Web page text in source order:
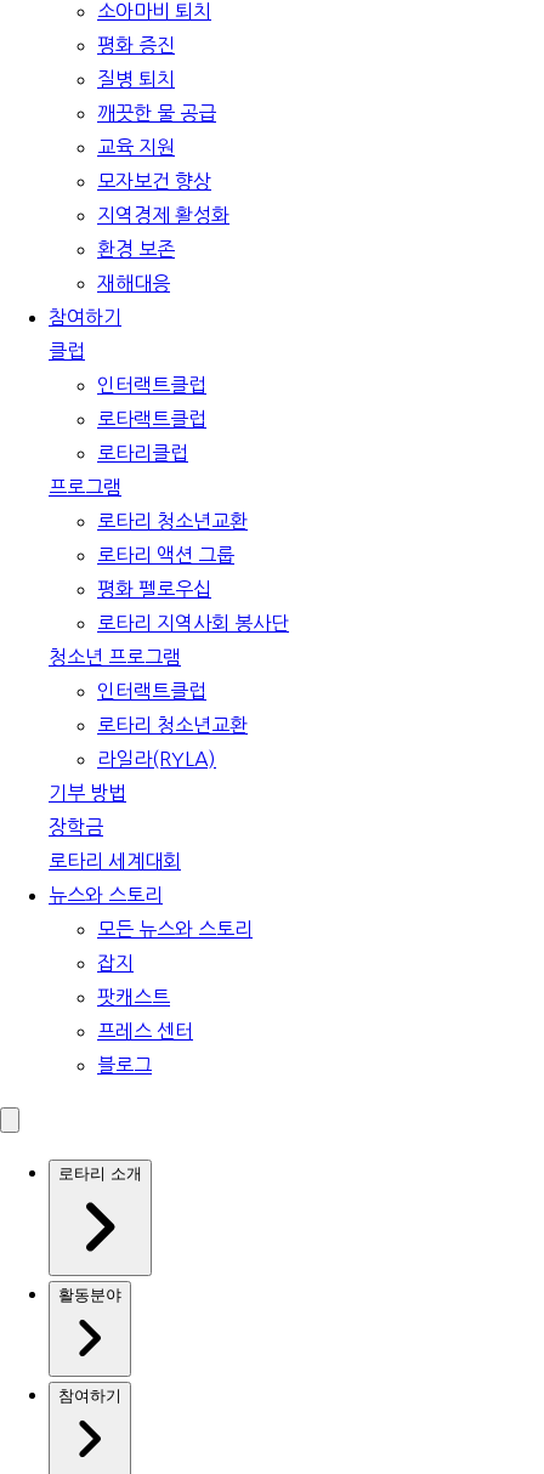
소아마비 퇴치
평화 증진
질병 퇴치
깨끗한 물 공급
교육 지원
모자보건 향상
지역경제 활성화
환경 보존
재해대응
참여하기
클럽
인터랙트클럽
로타랙트클럽
로타리클럽
프로그램
로타리 청소년교환
로타리 액션 그룹
평화 펠로우십
로타리 지역사회 봉사단
청소년 프로그램
인터랙트클럽
로타리 청소년교환
라일라(RYLA)
기부 방법
장학금
로타리 세계대회
뉴스와 스토리
모든 뉴스와 스토리
잡지
팟캐스트
프레스 센터
블로그
로타리 소개
활동분야
참여하기